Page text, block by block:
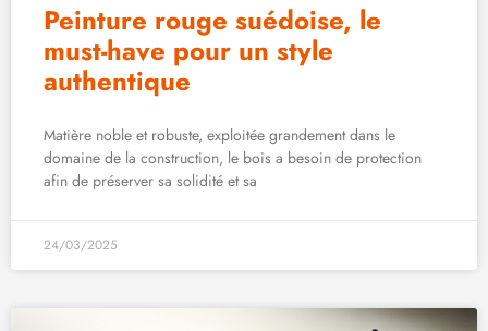
Peinture rouge suédoise, le
must-have pour un style
authentique
Matière noble et robuste, exploitée grandement dans le
domaine de la construction, le bois a besoin de protection
afin de préserver sa solidité et sa
24/03/2025